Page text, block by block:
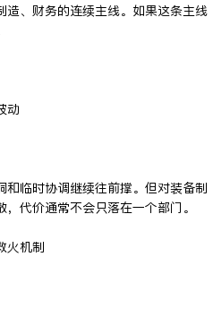
、财务的连续主线。如果这条主线
动
临时协调继续往前撑。但对装备制
代价通常不会只落在一个部门。
火机制